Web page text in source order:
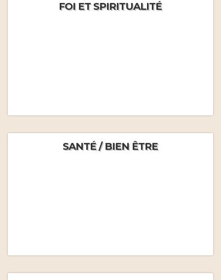
FOI ET SPIRITUALITÉ
SANTÉ / BIEN ÊTRE